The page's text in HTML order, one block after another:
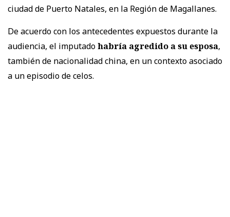
ciudad de Puerto Natales, en la Región de Magallanes.
De acuerdo con los antecedentes expuestos durante la
audiencia, el imputadohabría agredido a su esposa,
también de nacionalidad china, en un contexto asociado
a un episodio de celos.